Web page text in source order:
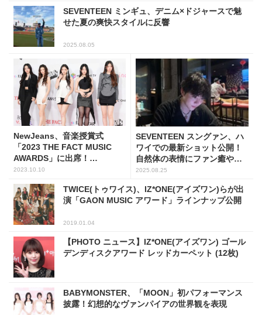
SEVENTEEN ミンギュ、デニム×ドジャースで魅
せた夏の爽快スタイルに反響
2025.08.05
NewJeans、音楽授賞式
「2023 THE FACT MUSIC
AWARDS」に出席！
(PHOTO6枚)
2023.10.10
SEVENTEEN スングァン、ハ
ワイでの最新ショット公開！
自然体の表情にファン癒やさ
れる
2025.08.25
TWICE(トゥワイス)、IZ*ONE(アイズワン)らが出
演「GAON MUSIC アワード」ラインナップ公開
2019.01.04
【PHOTO ニュース】IZ*ONE(アイズワン) ゴール
デンディスクアワード レッドカーペット (12枚)
BABYMONSTER、「MOON」初パフォーマンス
披露！幻想的なヴァンパイアの世界観を表現